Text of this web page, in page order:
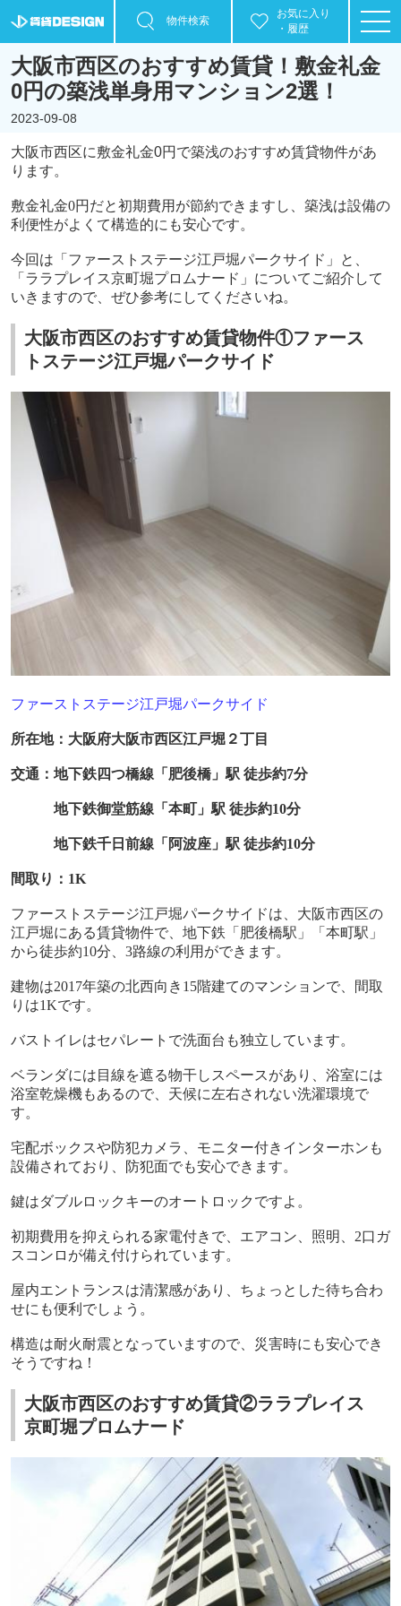
物件検索
お気に入り
・履歴
大阪市西区のおすすめ賃貸！敷金礼金
0円の築浅単身用マンション2選！
2023-09-08
大阪市西区に敷金礼金0円で築浅のおすすめ賃貸物件があ
ります。
敷金礼金0円だと初期費用が節約できますし、築浅は設備の
利便性がよくて構造的にも安心です。
今回は「ファーストステージ江戸堀パークサイド」と、
「ララプレイス京町堀プロムナード」についてご紹介して
いきますので、ぜひ参考にしてくださいね。
大阪市西区のおすすめ賃貸物件①ファース
トステージ江戸堀パークサイド
ファーストステージ江戸堀パークサイド
所在地：大阪府大阪市西区江戸堀２丁目
交通：地下鉄四つ橋線「肥後橋」駅 徒歩約7分
地下鉄御堂筋線「本町」駅 徒歩約10分
地下鉄千日前線「阿波座」駅 徒歩約10分
間取り： 1K
ファーストステージ江戸堀パークサイドは、大阪市西区の
江戸堀にある賃貸物件で、地下鉄「肥後橋駅」「本町駅」
から徒歩約10分、 3路線の利用ができます。
建物は2017年築の北西向き 15階建てのマンションで、間取
りは1Kです。
バストイレはセパレートで洗面台も独立しています。
ベランダには目線を遮る物干しスペースがあり、浴室には
浴室乾燥機もあるので、天候に左右されない洗濯環境で
す。
宅配ボックスや防犯カメラ、モニター付きインターホンも
設備されており、防犯面でも安心できます。
鍵はダブルロックキーのオートロックですよ。
初期費用を抑えられる家電付きで、エアコン、照明、 2口ガ
スコンロが備え付けられています。
屋内エントランスは清潔感があり、ちょっとした待ち合わ
せにも便利でしょう。
構造は耐火耐震となっていますので、災害時にも安心でき
そうですね！
大阪市西区のおすすめ賃貸②ララプレイス
京町堀プロムナード